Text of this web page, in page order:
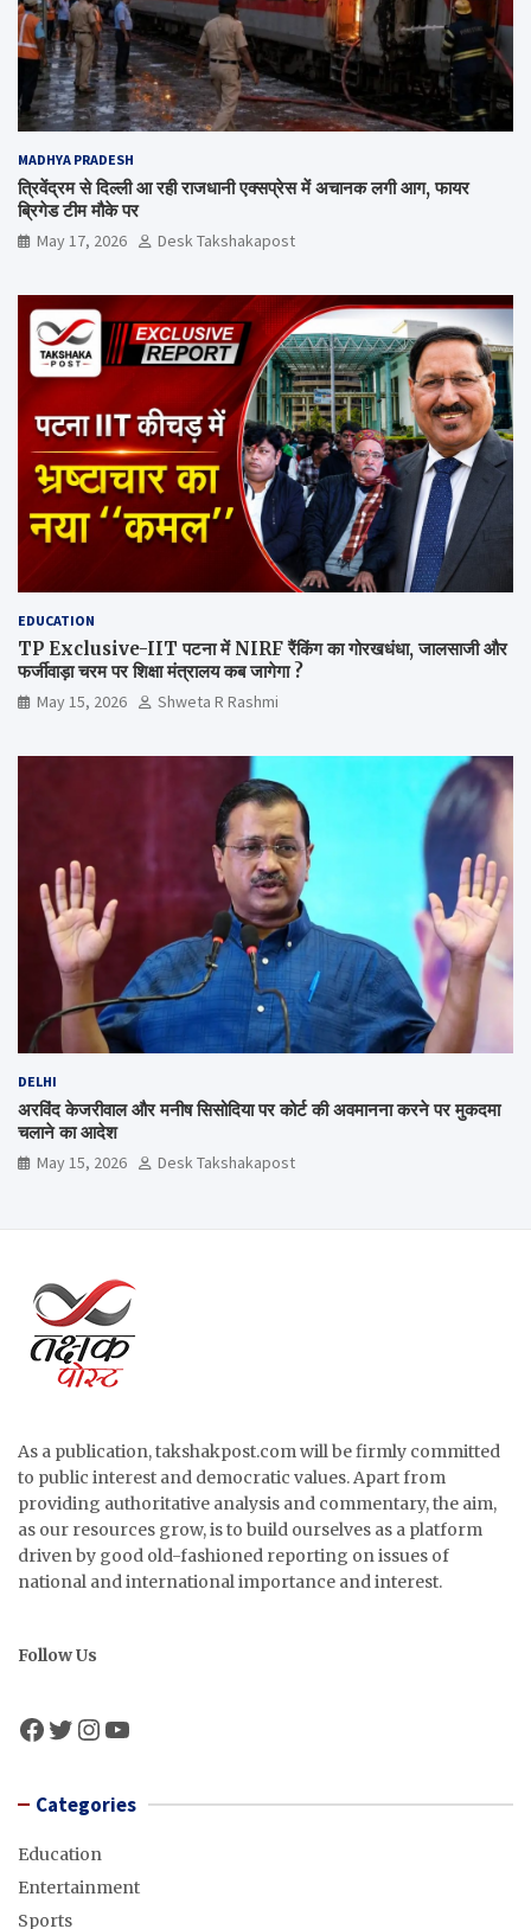
MADHYA PRADESH
त्रिवेंद्रम से दिल्ली आ रही राजधानी एक्सप्रेस में अचानक लगी आग, फायर
ब्रिगेड टीम मौके पर
May 17, 2026 Desk Takshakapost
EDUCATION
TP Exclusive-IIT पटना में NIRF रैंकिंग का गोरखधंधा, जालसाजी और
फर्जीवाड़ा चरम पर शिक्षा मंत्रालय कब जागेगा ?
May 15, 2026 Shweta R Rashmi
DELHI
अरविंद केजरीवाल और मनीष सिसोदिया पर कोर्ट की अवमानना करने पर मुकदमा
चलाने का आदेश
May 15, 2026 Desk Takshakapost
As a publication, takshakpost.com will be firmly committed
to public interest and democratic values. Apart from
providing authoritative analysis and commentary, the aim,
as our resources grow, is to build ourselves as a platform
driven by good old-fashioned reporting on issues of
national and international importance and interest.
Follow Us
Facebook
Twitter
Instagram
YouTube
Categories
Education
Entertainment
Sports